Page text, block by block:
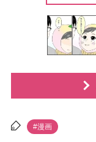
#漫画